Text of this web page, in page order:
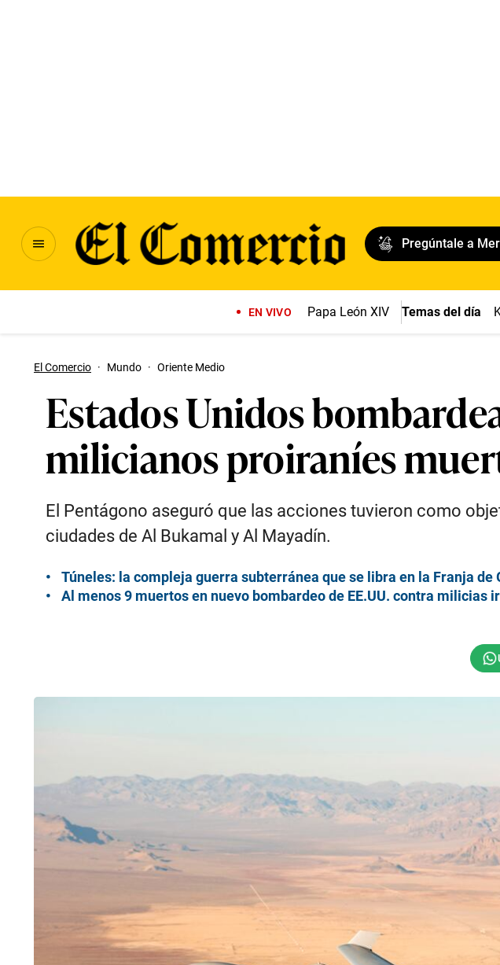
Pregúntale a
EN VIVO Papa León XIV Temas del día
El Comercio · Mundo · Oriente Medio
Estados Unidos
milicianos proiraníes
El Pentágono aseguró que las acciones tuvieron como
ciudades de Al Bukamal y Al Mayadín.
Túneles: la compleja guerra subterránea que se libra en la Franja de
Al menos 9 muertos en nuevo bombardeo de EE.UU. contra milicias